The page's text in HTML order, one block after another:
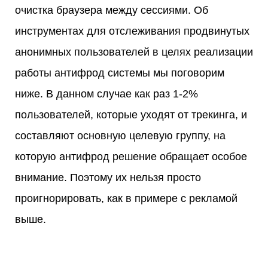
очистка браузера между сессиями. Об
инструментах для отслеживания продвинутых
анонимных пользователей в целях реализации
работы антифрод системы мы поговорим
ниже. В данном случае как раз 1-2%
пользователей, которые уходят от трекинга, и
составляют основную целевую группу, на
которую антифрод решение обращает особое
внимание. Поэтому их нельзя просто
проигнорировать, как в примере с рекламой
выше.